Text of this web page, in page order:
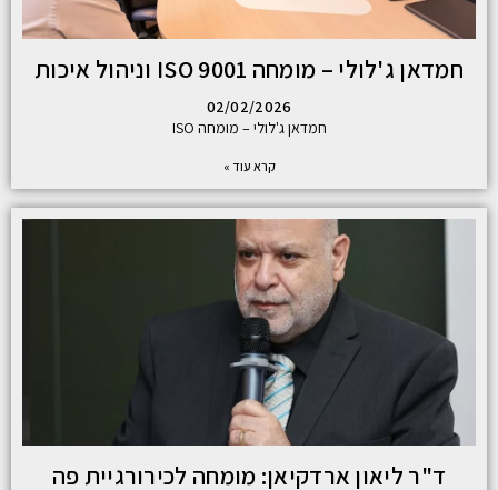
חמדאן ג'לולי – מומחה ISO 9001 וניהול איכות
02/02/2026
חמדאן ג'לולי – מומחה ISO
קרא עוד »
ד"ר ליאון ארדקיאן: מומחה לכירורגיית פה